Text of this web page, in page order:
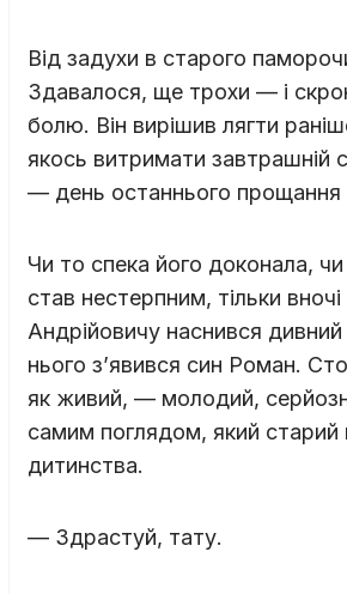
Від задухи в старого
Здавалося, ще трохи — і
болю. Він вирішив лягти
якось витримати завтрашній
— день останнього
Чи то спека його доконала,
став нестерпним, тільки
Андрійовичу наснився дивний
нього з’явився син Роман.
як живий, — молодий,
самим поглядом, який старий
дитинства.
— Здрастуй, тату.